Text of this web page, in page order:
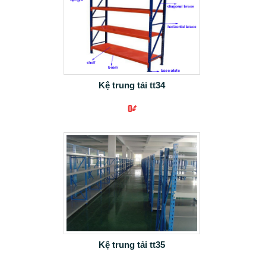
+ CHI TIẾT
Kệ trung tải tt34
0₫
+ CHI TIẾT
Kệ trung tải tt35